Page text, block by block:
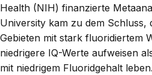
Health (NIH) finanzierte
University kam zu dem Schluss,
Gebieten mit stark fluoridiertem
niedrigere IQ-Werte aufweisen
mit niedrigem Fluoridgehalt leben.